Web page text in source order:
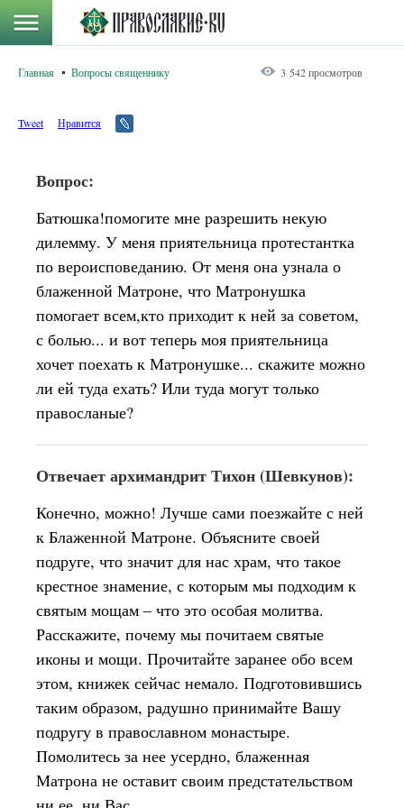
Главная Вопросы священнику 3 542 просмотров
Tweet Нравится
Вопрос:
Батюшка!помогите мне разрешить некую
дилемму. У меня приятельница протестантка
по вероисповеданию. От меня она узнала о
блаженной Матроне, что Матронушка
помогает всем,кто приходит к ней за советом,
с болью... и вот теперь моя приятельница
хочет поехать к Матронушке... скажите можно
ли ей туда ехать? Или туда могут только
правосланые?
Отвечает архимандрит Тихон (Шевкунов):
Конечно, можно! Лучше сами поезжайте с ней
к Блаженной Матроне. Объясните своей
подруге, что значит для нас храм, что такое
крестное знамение, с которым мы подходим к
святым мощам – что это особая молитва.
Расскажите, почему мы почитаем святые
иконы и мощи. Прочитайте заранее обо всем
этом, книжек сейчас немало. Подготовившись
таким образом, радушно принимайте Вашу
подругу в православном монастыре.
Помолитесь за нее усердно, блаженная
Матрона не оставит своим предстательством